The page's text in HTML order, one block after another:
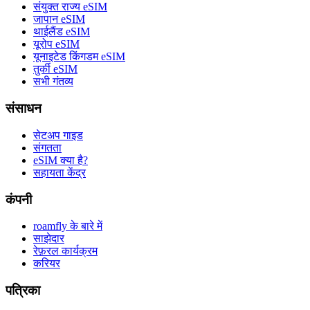
संयुक्त राज्य eSIM
जापान eSIM
थाईलैंड eSIM
यूरोप eSIM
यूनाइटेड किंगडम eSIM
तुर्की eSIM
सभी गंतव्य
संसाधन
सेटअप गाइड
संगतता
eSIM क्या है?
सहायता केंद्र
कंपनी
roamfly के बारे में
साझेदार
रेफ़रल कार्यक्रम
करियर
पत्रिका